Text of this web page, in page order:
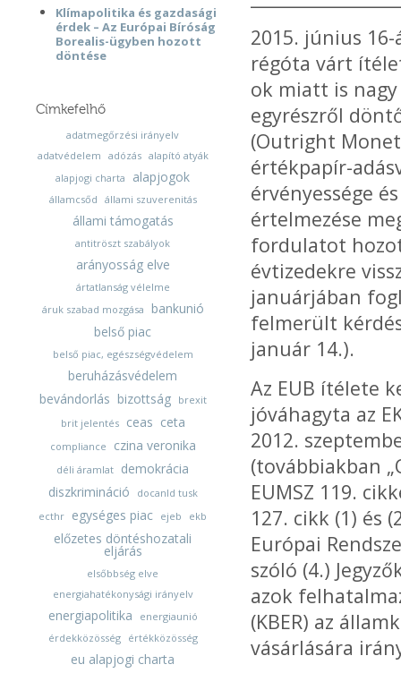
Klímapolitika és gazdasági
érdek – Az Európai Bíróság
Borealis-ügyben hozott
döntése
Címkefelhő
adatmegőrzési irányelv
adatvédelem adózás alapító atyák
alapjogi charta
alapjogok
államcsőd állami szuverenitás
állami támogatás
antitröszt szabályok
arányosság elve
ártatlanság vélelme
áruk szabad mozgása
bankunió
belső piac
belső piac, egészségvédelem
beruházásvédelem
bevándorlás bizottság
brexit
brit jelentés
ceas ceta
compliance czina veronika
déli áramlat demokrácia
diszkrimináció
docanld tusk
ecthr egységes piac ejeb ekb
előzetes döntéshozatali
eljárás
elsőbbség elve
energiahatékonysági irányelv
energiapolitika
energiaunió
érdekközösség
értékközösség
eu alapjogi charta
2015. június 16-
régóta várt
ok miatt is
egyrészről
(Outright
értékpapír-
érvényessége
értelmezése
fordulatot
évtizedekre
januárjában
felmerült
január 14.).
Az EUB ítélete
jóváhagyta az
2012.
(továbbiakban
EUMSZ 119.
127. cikk (1) és
Európai
szóló (4.)
azok
(KBER) az
vásárlására